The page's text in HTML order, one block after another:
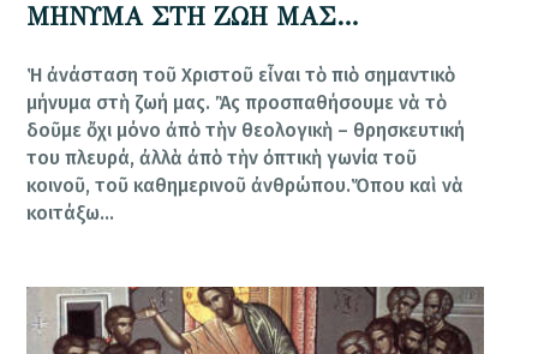
ΜΗΝΥΜΑ ΣΤΗ ΖΩΗ ΜΑΣ…
Ἡ ἀνάσταση τοῦ Χριστοῦ εἶναι τὸ πιὸ σημαντικὸ
μήνυμα στὴ ζωή μας. Ἂς προσπαθήσουμε νὰ τὸ
δοῦμε ὄχι μόνο ἀπὸ τὴν θεολογικὴ – θρησκευτική
του πλευρά, ἀλλὰ ἀπὸ τὴν ὀπτικὴ γωνία τοῦ
κοινοῦ, τοῦ καθημερινοῦ ἀνθρώπου.Ὅπου καὶ νὰ
κοιτάξω…